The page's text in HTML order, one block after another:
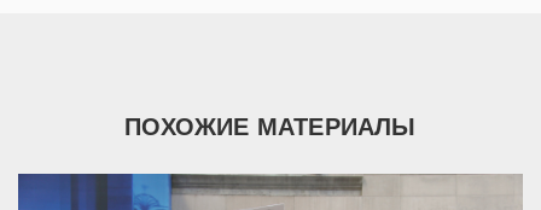
ПОХОЖИЕ МАТЕРИАЛЫ